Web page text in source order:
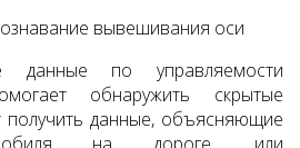
вывешивания оси
данные по управляемости
обнаружить скрытые
получить данные, объясняющие